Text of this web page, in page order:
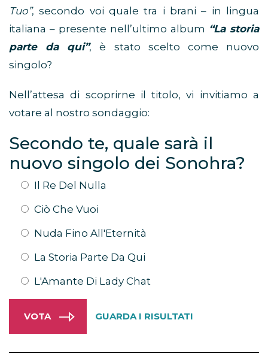
Tuo”, secondo voi quale tra i brani – in lingua
italiana – presente nell’ultimo album “La storia
parte da qui”, è stato scelto come nuovo
singolo?
Nell’attesa di scoprirne il titolo, vi invitiamo a
votare al nostro sondaggio:
Secondo te, quale sarà il
nuovo singolo dei Sonohra?
Il Re Del Nulla
Ciò Che Vuoi
Nuda Fino All'Eternità
La Storia Parte Da Qui
L'Amante Di Lady Chat
GUARDA I RISULTATI